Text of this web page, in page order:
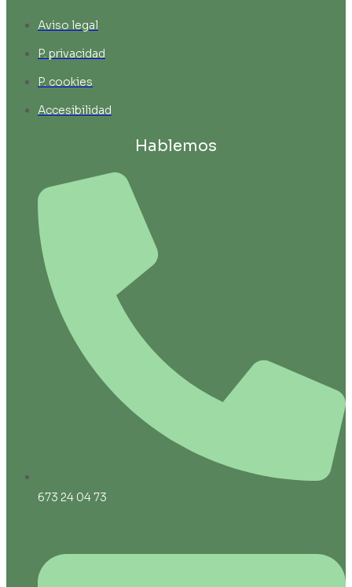
Aviso legal
P. privacidad
P. cookies
Accesibilidad
Hablemos
673 24 04 73